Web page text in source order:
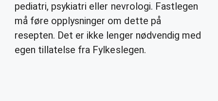
pediatri, psykiatri eller nevrologi. Fastlegen
må føre opplysninger om dette på
resepten. Det er ikke lenger nødvendig med
egen tillatelse fra Fylkeslegen.